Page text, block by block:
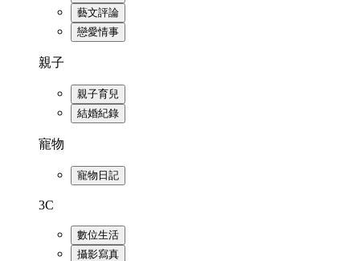
藝文評論
戀愛情事
親子
親子育兒
結婚紀錄
寵物
寵物日記
3C
數位生活
攝影寫真